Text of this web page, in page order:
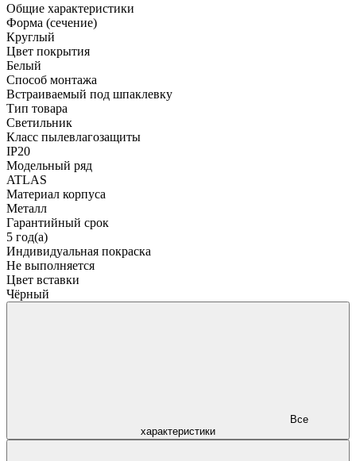
Общие характеристики
Форма (сечение)
Круглый
Цвет покрытия
Белый
Способ монтажа
Встраиваемый под шпаклевку
Тип товара
Светильник
Класс пылевлагозащиты
IP20
Модельный ряд
ATLAS
Материал корпуса
Металл
Гарантийный срок
5 год(а)
Индивидуальная покраска
Не выполняется
Цвет вставки
Чёрный
характеристики